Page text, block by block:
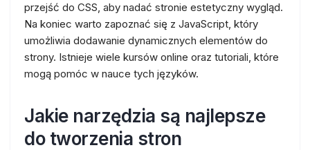
przejść do CSS, aby nadać stronie estetyczny wygląd.
Na koniec warto zapoznać się z JavaScript, który
umożliwia dodawanie dynamicznych elementów do
strony. Istnieje wiele kursów online oraz tutoriali, które
mogą pomóc w nauce tych języków.
Jakie narzędzia są najlepsze
do tworzenia stron